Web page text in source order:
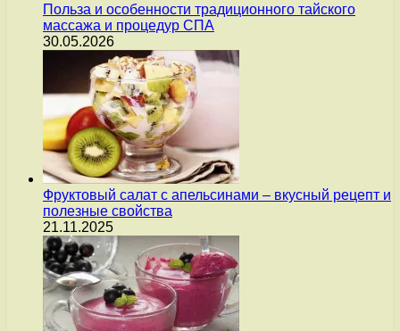
Польза и особенности традиционного тайского
массажа и процедур СПА
30.05.2026
Фруктовый салат с апельсинами – вкусный рецепт и
полезные свойства
21.11.2025